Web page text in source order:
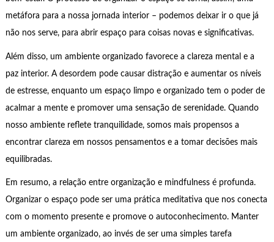
metáfora para a nossa jornada interior – podemos deixar ir o que já
não nos serve, para abrir espaço para coisas novas e significativas.
Além disso, um ambiente organizado favorece a clareza mental e a
paz interior. A desordem pode causar distração e aumentar os níveis
de estresse, enquanto um espaço limpo e organizado tem o poder de
acalmar a mente e promover uma sensação de serenidade. Quando
nosso ambiente reflete tranquilidade, somos mais propensos a
encontrar clareza em nossos pensamentos e a tomar decisões mais
equilibradas.
Em resumo, a relação entre organização e mindfulness é profunda.
Organizar o espaço pode ser uma prática meditativa que nos conecta
com o momento presente e promove o autoconhecimento. Manter
um ambiente organizado, ao invés de ser uma simples tarefa